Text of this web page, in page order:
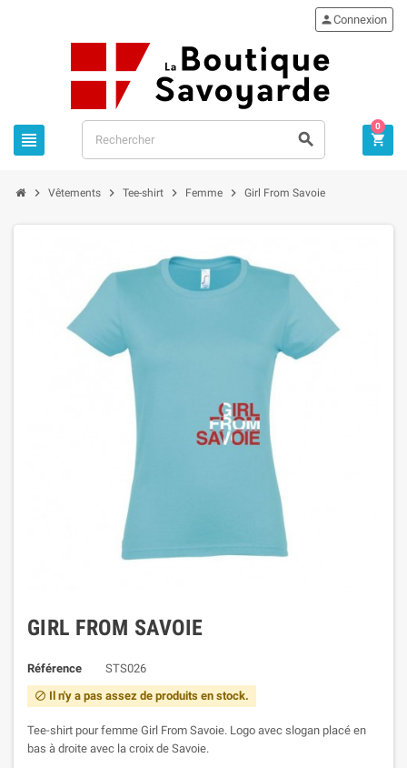
 
Connexion

0
 Vêtements  Tee-shirt  Femme  Girl From Savoie
GIRL FROM SAVOIE
Référence STS026
 Il n'y a pas assez de produits en stock.
Tee-shirt pour femme Girl From Savoie. Logo avec slogan placé en
bas à droite avec la croix de Savoie.